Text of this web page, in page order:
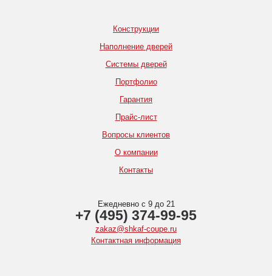
Конструкции
Наполнение дверей
Системы дверей
Портфолио
Гарантия
Прайс-лист
Вопросы клиентов
О компании
Контакты
Ежедневно с 9 до 21
+7 (495) 374-99-95
zakaz@shkaf-coupe.ru
Контактная информация